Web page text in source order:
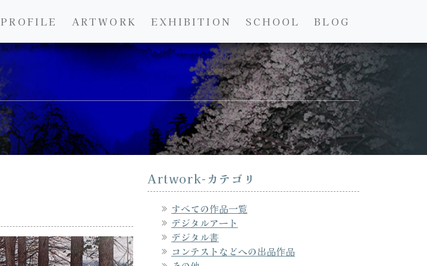
PROFILE ARTWORK EXHIBITION SCHOOL BLOG
Artwork-カテゴリ
すべての作品一覧
デジタルアート
デジタル書
コンテストなどへの出品作品